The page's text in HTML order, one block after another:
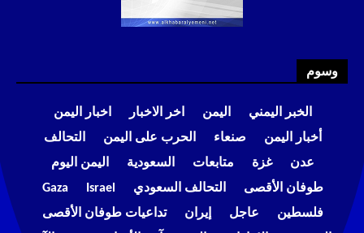
وسوم
الخبر اليمني اليمن اخر الاخبار
اخبار اليمن
أخبار اليمن
صنعاء الحرب على اليمن
التحالف
عدن
غزة متابعات السعودية
اليمن اليوم
طوفان الأقصى
التحالف السعودي Israel
Gaza
فلسطين
عاجل إيران
تداعيات طوفان الأقصى